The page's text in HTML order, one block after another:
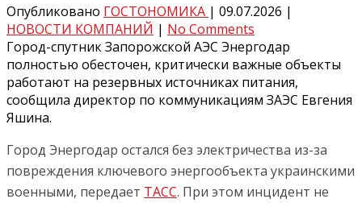
Опубликовано ГОСТОНОМИКА | 09.07.2026 |
НОВОСТИ КОМПАНИЙ | No Comments
Город-спутник Запорожской АЭС Энергодар
полностью обесточен, критически важные объекты
работают на резервных источниках питания,
сообщила директор по коммуникациям ЗАЭС Евгения
Яшина.
Город Энергодар остался без электричества из-за
повреждения ключевого энергообъекта украинскими
военными, передает ТАСС. При этом инцидент не